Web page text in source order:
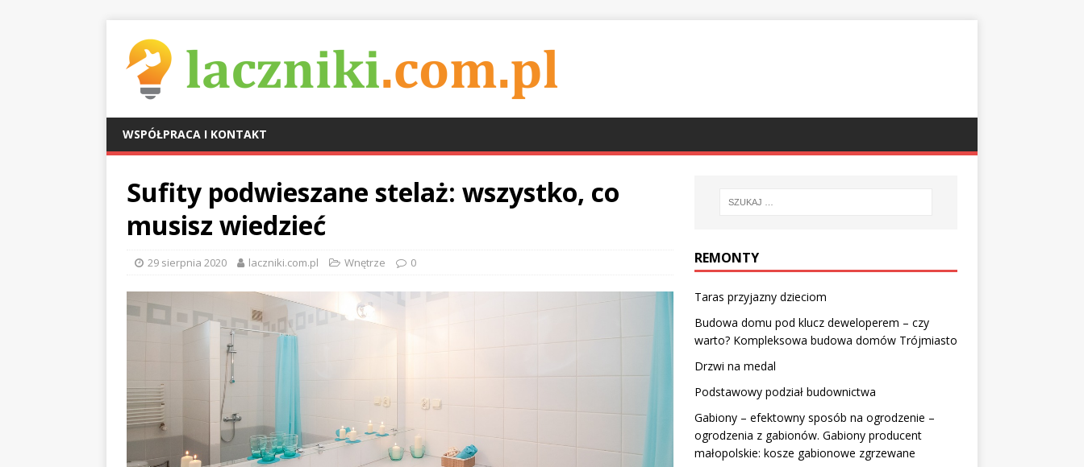
WSPÓŁPRACA I KONTAKT
Sufity podwieszane stelaż: wszystko, co
musisz wiedzieć
29 sierpnia 2020 laczniki.com.pl Wnętrze 0 REMONTY
Taras przyjazny dzieciom
Budowa domu pod klucz deweloperem – czy
warto? Kompleksowa budowa domów Trójmiasto
Drzwi na medal
Podstawowy podział budownictwa
Gabiony – efektowny sposób na ogrodzenie –
ogrodzenia z gabionów. Gabiony producent
małopolskie: kosze gabionowe zgrzewane